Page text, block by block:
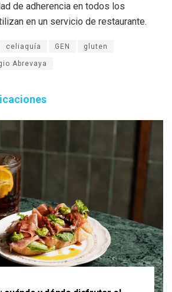
de adherencia en todos los
en un servicio de restaurante.
celiaquía GEN gluten
Abrevaya